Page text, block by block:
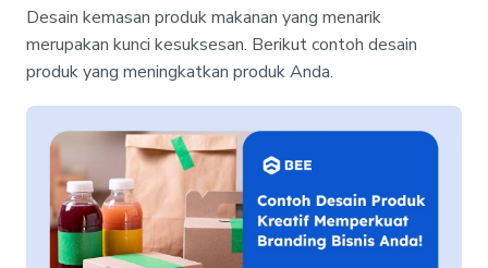
Desain kemasan produk makanan yang menarik
merupakan kunci kesuksesan. Berikut contoh desain
produk yang meningkatkan produk Anda.